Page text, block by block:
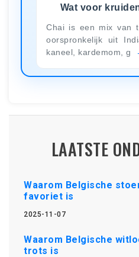
Wat voor
Chai is een mix van
oorspronkelijk uit
kaneel, kardemom, g
LAATSTE
Waarom Belgische
favoriet is
2025-11-07
Waarom Belgische
trots is